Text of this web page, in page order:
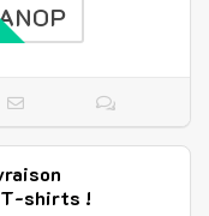
shirts !